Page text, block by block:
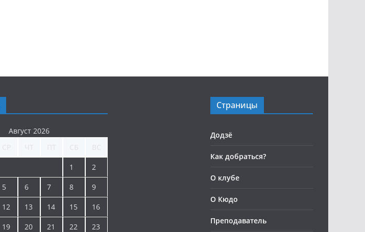
Август 2026
1 2
5 6 7 8 9
12 13 14 15 16
19 20 21 22 23
Страницы
Додзё
Как добраться?
О клубе
О Кюдо
Преподаватель